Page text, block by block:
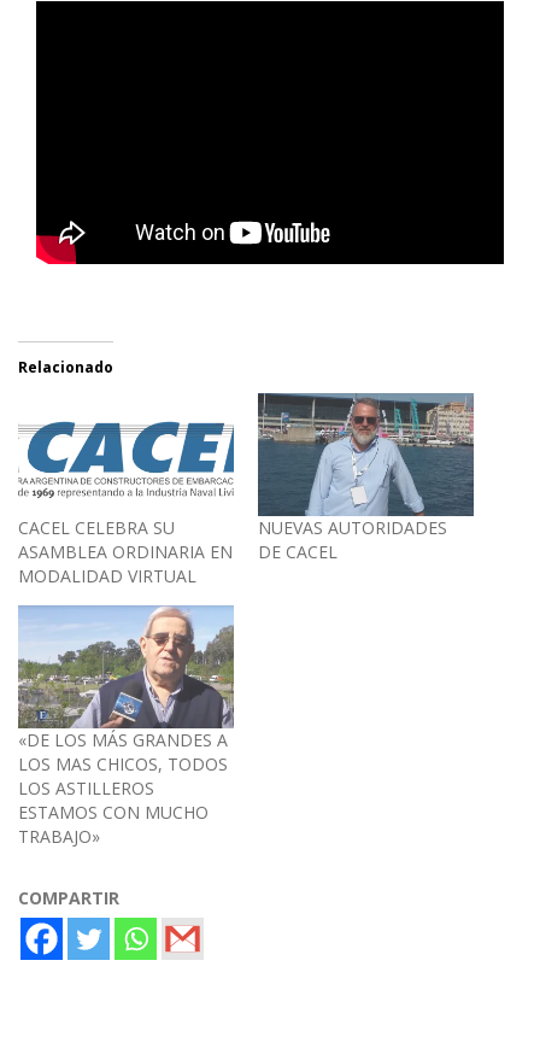
Relacionado
CACEL CELEBRA SU
ASAMBLEA ORDINARIA EN
MODALIDAD VIRTUAL
NUEVAS AUTORIDADES
DE CACEL
«DE LOS MÁS GRANDES A
LOS MAS CHICOS, TODOS
LOS ASTILLEROS
ESTAMOS CON MUCHO
TRABAJO»
COMPARTIR